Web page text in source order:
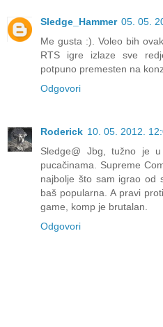
Sledge_Hammer 05. 05.
Me gusta :). Voleo bih
RTS igre izlaze sve
potpuno premesten na
Odgovori
Roderick 10. 05. 2012.
Sledge@ Jbg, tužno je
pucačinama. Supreme
najbolje što sam igrao od
baš popularna. A pravi
game, komp je brutalan.
Odgovori